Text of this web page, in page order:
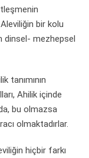
bir kolu
dinsel- mezhepsel
tanımının
Ahilik içinde
bu olmazsa
olmaktadırlar.
hiçbir farkı